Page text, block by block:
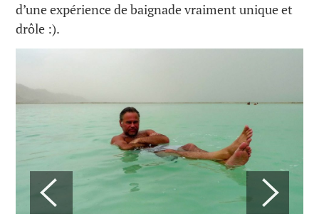
d’une expérience de baignade vraiment unique et
drôle :).